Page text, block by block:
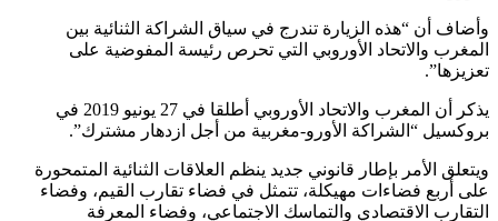
وأضاف أن “هذه الزيارة تندرج في سياق الشراكة الثنائية بين
المغرب والاتحاد الأوروبي التي تحرص رئيسة المفوضية على
تعزيزها”.
يذكر أن المغرب والاتحاد الأوروبي أطلقا في 27 يونيو 2019 في
بروكسيل “الشراكة الأورو-مغربية من أجل ازدهار مشترك”.
ويتعلق الأمر بإطار قانوني جديد ينظم العلاقات الثنائية المتمحورة
على أربع فضاءات مهيكلة، تتمثل في فضاء تقارب القيم، وفضاء
التقارب الاقتصادي والتماسك الاجتماعي، وفضاء المعرفة